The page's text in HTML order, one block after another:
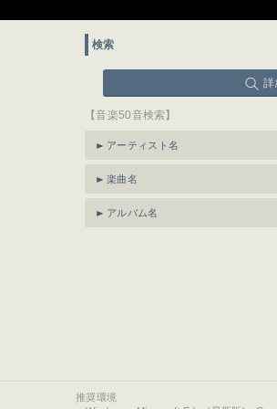
検索
詳
【音楽50音検索】
アーティスト名
楽曲名
アルバム名
推奨環境